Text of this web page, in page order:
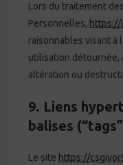
Lors du traitement
Personnelles, https://
raisonnables visant
utilisation détournée,
altération ou
9. Liens
balises
Le site https://